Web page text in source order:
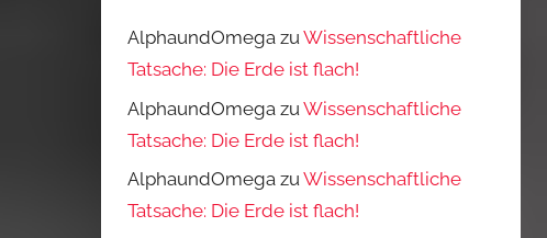
AlphaundOmega zuWissenschaftliche
Tatsache: Die Erde ist flach!
AlphaundOmega zuWissenschaftliche
Tatsache: Die Erde ist flach!
AlphaundOmega zuWissenschaftliche
Tatsache: Die Erde ist flach!